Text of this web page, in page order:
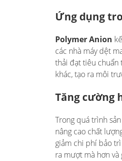
Ứng dụng
Polymer Anion
các nhà máy dệt
thải đạt tiêu chuẩn
khác, tạo ra môi
Tăng cường
Trong quá trình
nâng cao chất
giảm chi phí bảo
ra mượt mà hơn